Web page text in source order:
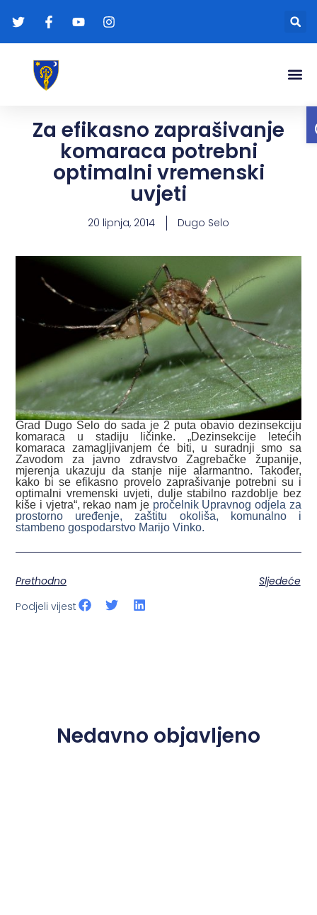
Za efikasno zaprašivanje
komaraca potrebni
optimalni vremenski
uvjeti
20 lipnja, 2014 Dugo Selo
Grad Dugo Selo do sada je 2 puta obavio dezinsekciju
komaraca u stadiju ličinke. „Dezinsekcije letećih
komaraca zamagljivanjem će biti, u suradnji smo sa
Zavodom za javno zdravstvo Zagrebačke županije,
mjerenja ukazuju da stanje nije alarmantno. Također,
kako bi se efikasno provelo zaprašivanje potrebni su i
optimalni vremenski uvjeti, dulje stabilno razdoblje bez
kiše i vjetra“, rekao nam je pročelnik Upravnog odjela za
prostorno uređenje, zaštitu okoliša, komunalno i
stambeno gospodarstvo Marijo Vinko.
Prethodno
Sljedeće
Podjeli vijest
Nedavno objavljeno